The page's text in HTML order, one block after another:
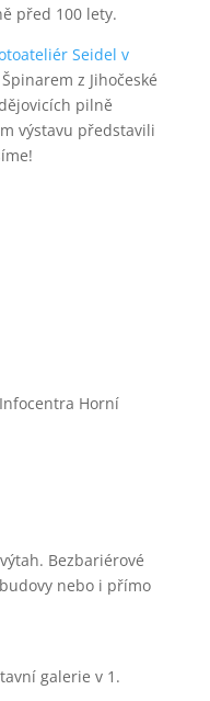
před 100 lety.
Seidel v
z Jihočeské
pilně
výstavu představili
Horní
Bezbariérové
nebo i přímo
galerie v 1.